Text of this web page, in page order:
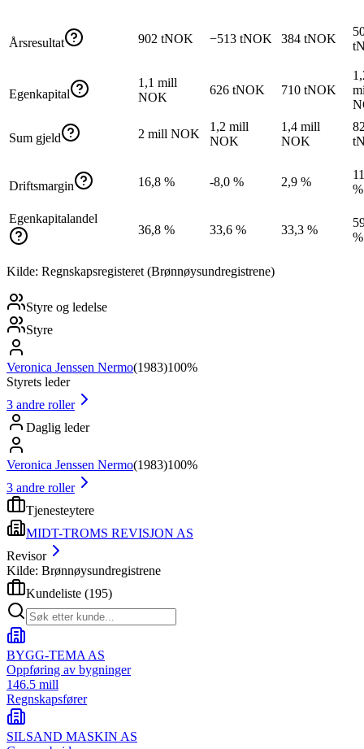
Årsresultat 902 tNOK −513 tNOK 384 tNOK
Egenkapital
1,1 mill
NOK
626 tNOK 710 tNOK
Sum gjeld 2 mill NOK
1,2 mill
NOK
1,4 mill
NOK
Driftsmargin 16,8 % -8,0 % 2,9 %
%
Egenkapitalandel
36,8 %
33,6 % 33,3 %
%
Kilde: Regnskapsregisteret (Brønnøysundregistrene)
Styre og ledelse
Styre
Veronica Jenssen Nermo(1983)100%
Styrets leder
3 andre roller
Daglig leder
Veronica Jenssen Nermo(1983)100%
3 andre roller
Tjenesteytere
MIDT-TROMS REVISJON AS
Revisor
Kilde: Brønnøysundregistrene
Kundeliste (195)
BYGG-TEMA AS
Oppføring av bygninger
146.5 mill
Regnskapsfører
SILSAND MASKIN AS